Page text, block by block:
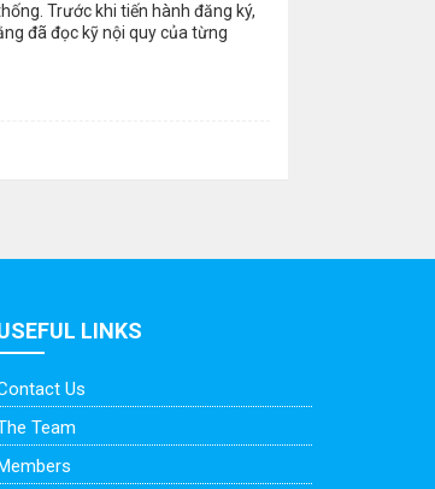
Trước khi tiến hành đăng ký,
đã đọc kỹ nội quy của từng
LINKS
Us
Team